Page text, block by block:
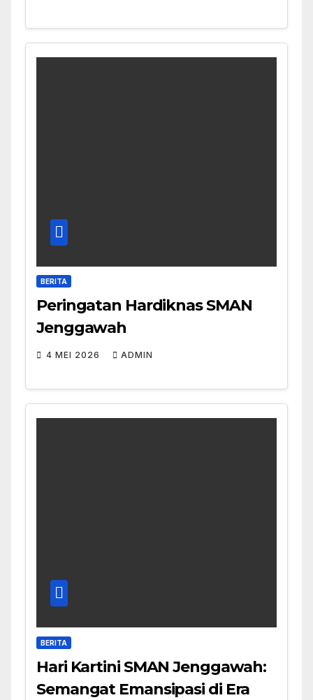
BERITA
Peringatan Hardiknas SMAN
Jenggawah
4 MEI 2026 ADMIN
BERITA
Hari Kartini SMAN Jenggawah:
Semangat Emansipasi di Era